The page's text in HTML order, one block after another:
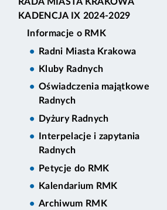
KADENCJA IX 2024-2029
Informacje o RMK
Radni Miasta Krakowa
Kluby Radnych
Oświadczenia majątkowe
Radnych
Dyżury Radnych
Interpelacje i zapytania
Radnych
Petycje do RMK
Kalendarium RMK
Archiwum RMK